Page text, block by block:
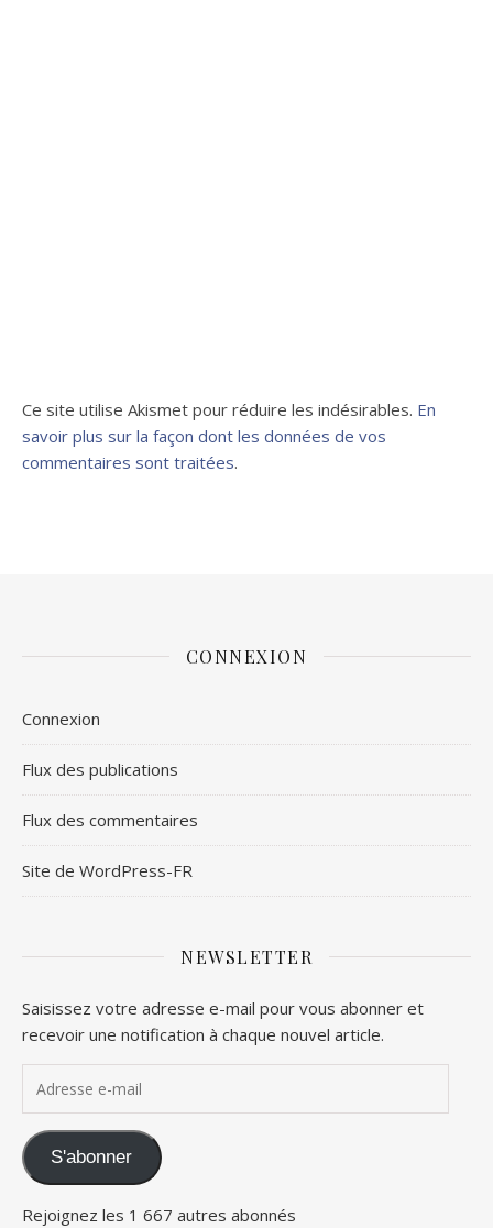
Ce site utilise Akismet pour réduire les indésirables. En
savoir plus sur la façon dont les données de vos
commentaires sont traitées.
CONNEXION
Connexion
Flux des publications
Flux des commentaires
Site de WordPress-FR
NEWSLETTER
Saisissez votre adresse e-mail pour vous abonner et
recevoir une notification à chaque nouvel article.
S'abonner
Rejoignez les 1 667 autres abonnés